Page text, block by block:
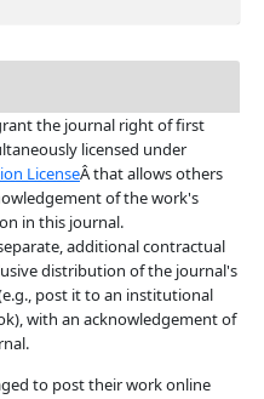
the journal right of first
licensed under
LicenseÂ that allows others
of the work's
in this journal.
additional contractual
distribution of the journal's
post it to an institutional
with an acknowledgement of
to post their work online